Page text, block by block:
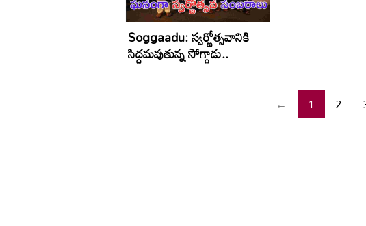
Soggaadu: స్వర్ణోత్సవానికి
సిద్దమవుతున్న సోగ్గాడు..
← 1 2